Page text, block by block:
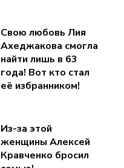
Свою любовь Лия
Ахеджакова смогла
найти лишь в 63
года! Вот кто стал
её избранником!
Из-за этой
женщины Алексей
Кравченко бросил